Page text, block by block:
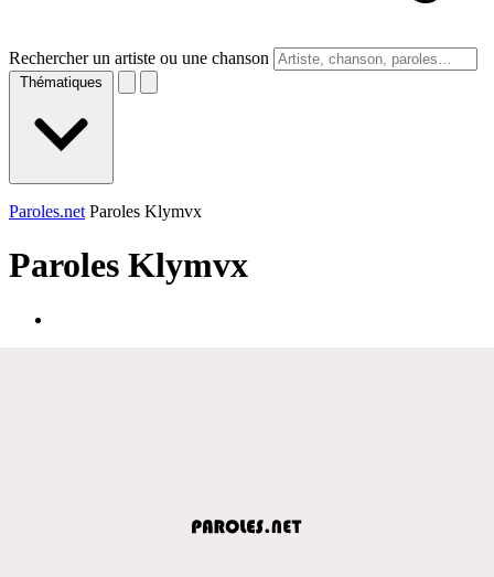
Rechercher un artiste ou une chanson
Thématiques
Paroles.net Paroles Klymvx
Paroles Klymvx